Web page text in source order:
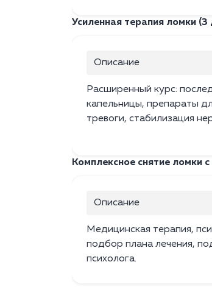
Усиленная терапия ломки (3
Описание
Расширенный курс:
капельницы, препараты
тревоги, стабилизация
Комплексное снятие ломки
Описание
Медицинская терапия,
подбор плана лечения,
психолога.